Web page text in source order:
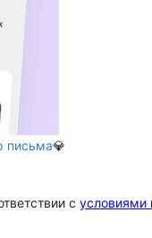
письма💎
c условиями